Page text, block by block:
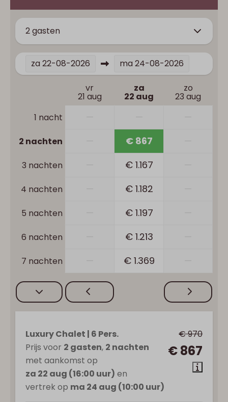
2 gasten
za 22-08-2026 ma 24-08-2026
vr
21 aug
za
22 aug
zo
23 aug
1 nacht
2 nachten € 867
3 nachten € 1.167
4 nachten € 1.182
5 nachten € 1.197
6 nachten € 1.213
7 nachten € 1.369
€ 970
€ 867
Luxury Chalet | 6 Pers.
Prijs voor 2 gasten, 2 nachten
met aankomst op
za 22 aug (16:00 uur) en
vertrek op ma 24 aug (10:00 uur)